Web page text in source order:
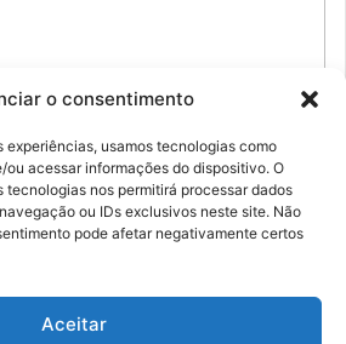
o consentimento
experiências, usamos tecnologias como
acessar informações do dispositivo. O
tecnologias nos permitirá processar dados
ou IDs exclusivos neste site. Não
pode afetar negativamente certos
Aceitar